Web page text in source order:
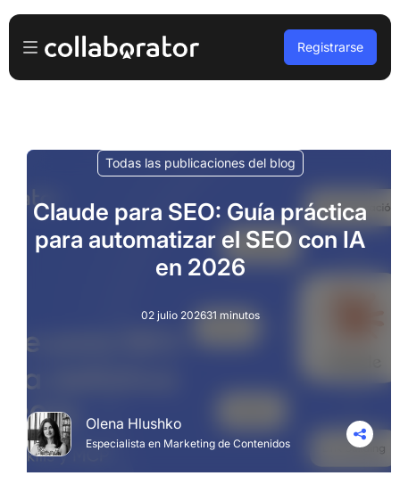
A agencias
Podcasts y seminarios web
Reservar demo
Idiomas Español
Registro gratuito
Registrarse
Todas las publicaciones del blog
Claude para SEO: Guía práctica
para automatizar el SEO con IA
en 2026
31 minutos
02 julio 2026
Olena Hlushko
Especialista en Marketing de Contenidos